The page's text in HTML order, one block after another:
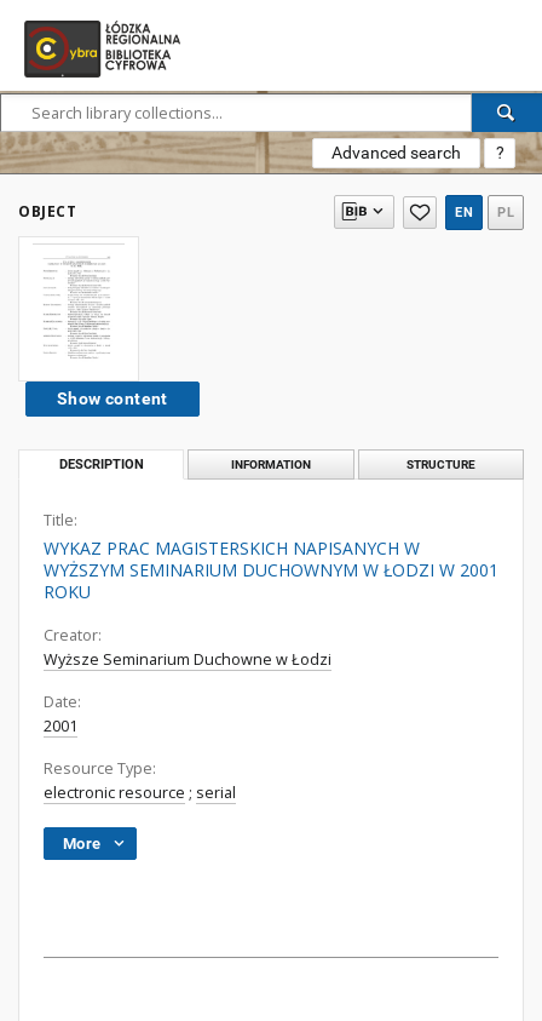
Advanced search ?
OBJECT EN PL
Show content
DESCRIPTION INFORMATION STRUCTURE
Title:
WYKAZ PRAC MAGISTERSKICH NAPISANYCH W
WYŻSZYM SEMINARIUM DUCHOWNYM W ŁODZI W 2001
ROKU
Creator:
Wyższe Seminarium Duchowne w Łodzi
Date:
2001
Resource Type:
electronic resource ; serial
More